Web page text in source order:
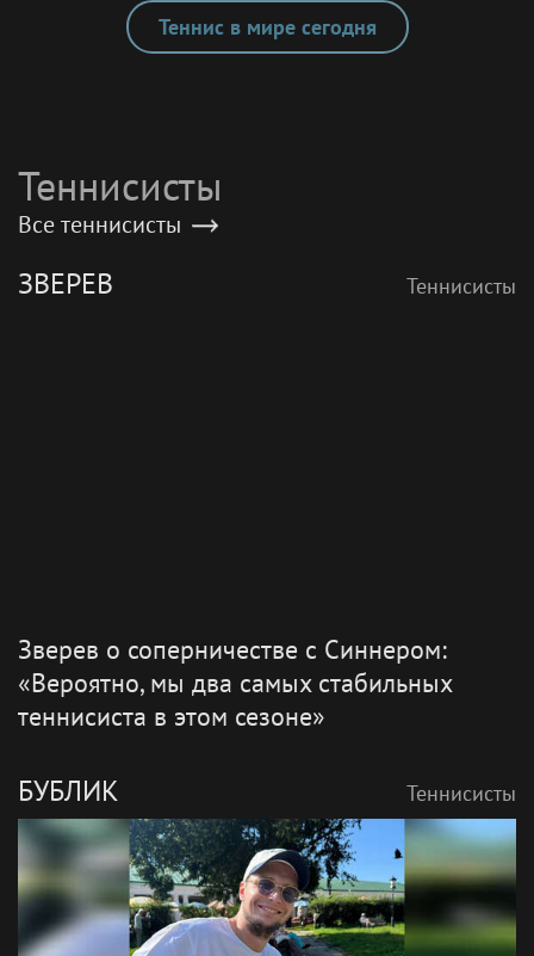
Теннис в мире сегодня
Теннисисты
Все теннисисты
ЗВЕРЕВ Теннисисты
Зверев о соперничестве с Синнером:
«Вероятно, мы два самых стабильных
теннисиста в этом сезоне»
БУБЛИК Теннисисты